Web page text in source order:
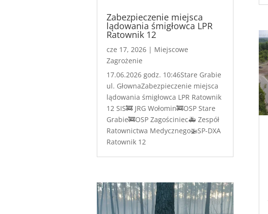
Zabezpieczenie miejsca
lądowania śmigłowca LPR
Ratownik 12
cze 17, 2026| Miejscowe
Zagrożenie
17.06.2026 godz. 10:46Stare Grabie
ul. GłownaZabezpieczenie miejsca
lądowania śmigłowca LPR Ratownik
12 SIS🚒 JRG Wołomin🚒OSP Stare
Grabie🚒OSP Zagościniec🚑 Zespół
Ratownictwa Medycznego🚁SP-DXA
Ratownik 12